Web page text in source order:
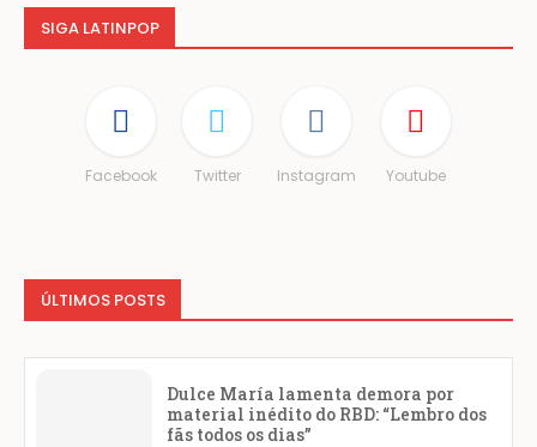
SIGA LATINPOP
Facebook Twitter Instagram Youtube
ÚLTIMOS POSTS
Dulce María lamenta demora por
material inédito do RBD: “Lembro dos
fãs todos os dias”